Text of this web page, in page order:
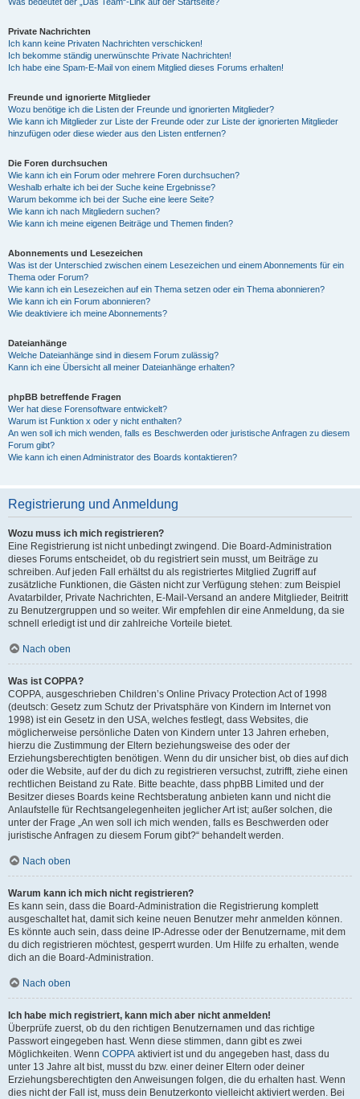
Private Nachrichten
Ich kann keine Privaten Nachrichten verschicken!
Ich bekomme ständig unerwünschte Private Nachrichten!
Ich habe eine Spam-E-Mail von einem Mitglied dieses Forums erhalten!
Freunde und ignorierte Mitglieder
Wozu benötige ich die Listen der Freunde und ignorierten Mitglieder?
Wie kann ich Mitglieder zur Liste der Freunde oder zur Liste der ignorierten Mitglieder
hinzufügen oder diese wieder aus den Listen entfernen?
Die Foren durchsuchen
Wie kann ich ein Forum oder mehrere Foren durchsuchen?
Weshalb erhalte ich bei der Suche keine Ergebnisse?
Warum bekomme ich bei der Suche eine leere Seite?
Wie kann ich nach Mitgliedern suchen?
Wie kann ich meine eigenen Beiträge und Themen finden?
Abonnements und Lesezeichen
Was ist der Unterschied zwischen einem Lesezeichen und einem Abonnements für ein
Thema oder Forum?
Wie kann ich ein Lesezeichen auf ein Thema setzen oder ein Thema abonnieren?
Wie kann ich ein Forum abonnieren?
Wie deaktiviere ich meine Abonnements?
Dateianhänge
Welche Dateianhänge sind in diesem Forum zulässig?
Kann ich eine Übersicht all meiner Dateianhänge erhalten?
phpBB betreffende Fragen
Wer hat diese Forensoftware entwickelt?
Warum ist Funktion x oder y nicht enthalten?
An wen soll ich mich wenden, falls es Beschwerden oder juristische Anfragen zu diesem
Forum gibt?
Wie kann ich einen Administrator des Boards kontaktieren?
Registrierung und Anmeldung
Wozu muss ich mich registrieren?
Eine Registrierung ist nicht unbedingt zwingend. Die Board-Administration
dieses Forums entscheidet, ob du registriert sein musst, um Beiträge zu
schreiben. Auf jeden Fall erhältst du als registriertes Mitglied Zugriff auf
zusätzliche Funktionen, die Gästen nicht zur Verfügung stehen: zum Beispiel
Avatarbilder, Private Nachrichten, E-Mail-Versand an andere Mitglieder, Beitritt
zu Benutzergruppen und so weiter. Wir empfehlen dir eine Anmeldung, da sie
schnell erledigt ist und dir zahlreiche Vorteile bietet.
Nach oben
Was ist COPPA?
COPPA, ausgeschrieben Children’s Online Privacy Protection Act of 1998
(deutsch: Gesetz zum Schutz der Privatsphäre von Kindern im Internet von
1998) ist ein Gesetz in den USA, welches festlegt, dass Websites, die
möglicherweise persönliche Daten von Kindern unter 13 Jahren erheben,
hierzu die Zustimmung der Eltern beziehungsweise des oder der
Erziehungsberechtigten benötigen. Wenn du dir unsicher bist, ob dies auf dich
oder die Website, auf der du dich zu registrieren versuchst, zutrifft, ziehe einen
rechtlichen Beistand zu Rate. Bitte beachte, dass phpBB Limited und der
Besitzer dieses Boards keine Rechtsberatung anbieten kann und nicht die
Anlaufstelle für Rechtsangelegenheiten jeglicher Art ist; außer solchen, die
unter der Frage „An wen soll ich mich wenden, falls es Beschwerden oder
juristische Anfragen zu diesem Forum gibt?“ behandelt werden.
Nach oben
Warum kann ich mich nicht registrieren?
Es kann sein, dass die Board-Administration die Registrierung komplett
ausgeschaltet hat, damit sich keine neuen Benutzer mehr anmelden können.
Es könnte auch sein, dass deine IP-Adresse oder der Benutzername, mit dem
du dich registrieren möchtest, gesperrt wurden. Um Hilfe zu erhalten, wende
dich an die Board-Administration.
Nach oben
Ich habe mich registriert, kann mich aber nicht anmelden!
Überprüfe zuerst, ob du den richtigen Benutzernamen und das richtige
Passwort eingegeben hast. Wenn diese stimmen, dann gibt es zwei
Möglichkeiten. Wenn COPPA aktiviert ist und du angegeben hast, dass du
unter 13 Jahre alt bist, musst du bzw. einer deiner Eltern oder deiner
Erziehungsberechtigten den Anweisungen folgen, die du erhalten hast. Wenn
dies nicht der Fall ist, muss dein Benutzerkonto vielleicht aktiviert werden. Bei